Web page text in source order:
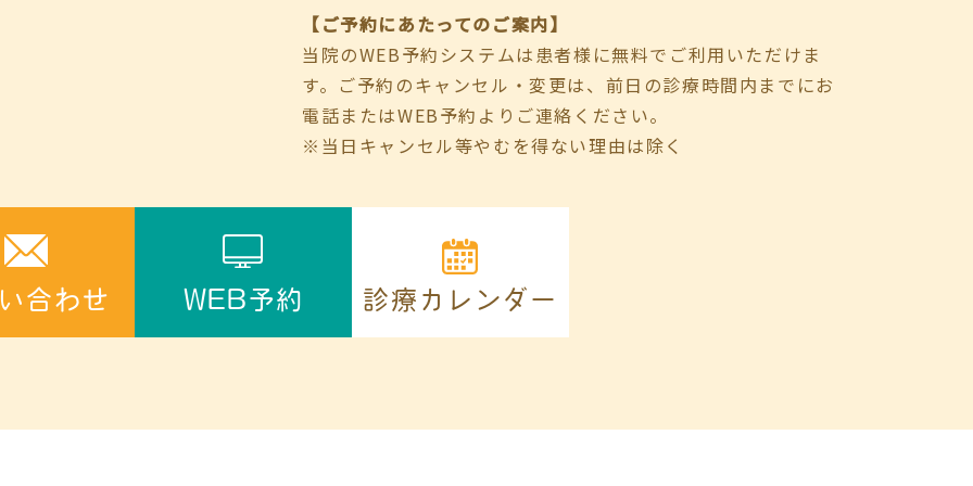
【ご予約にあたってのご案内】
当院のWEB予約システムは患者様に無料でご利用いただけま
す。ご予約のキャンセル・変更は、前日の診療時間内までにお
電話またはWEB予約よりご連絡ください。
※当日キャンセル等やむを得ない理由は除く
合わせ WEB予約 診療カレンダー